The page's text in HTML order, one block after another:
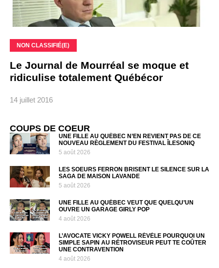
NON CLASSIFIÉ(E)
Le Journal de Mourréal se moque et
ridiculise totalement Québécor
14 juillet 2016
COUPS DE COEUR
UNE FILLE AU QUÉBEC N’EN REVIENT PAS DE CE
NOUVEAU RÈGLEMENT DU FESTIVAL ÎLESONIQ
5 août 2026
LES SOEURS FERRON BRISENT LE SILENCE SUR LA
SAGA DE MAISON LAVANDE
5 août 2026
UNE FILLE AU QUÉBEC VEUT QUE QUELQU’UN
OUVRE UN GARAGE GIRLY POP
4 août 2026
L’AVOCATE VICKY POWELL RÉVÈLE POURQUOI UN
SIMPLE SAPIN AU RÉTROVISEUR PEUT TE COÛTER
UNE CONTRAVENTION
4 août 2026